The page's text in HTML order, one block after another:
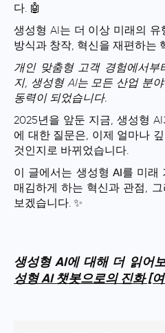
다. 🤖
생성형 AI는 더 이상 미래의
방식과 창작, 혁신을 재편하는
개인 맞춤형 고객 경험에서부
지, 생성형 AI는 모든 산업 분
동력이 되었습니다.
2025년을 앞둔 지금, 생성형
에 대한 질문은, 이제 얼마나
것인지로 바뀌었습니다.
이 글에서는 생성형 AI 를 미래
매김하게 하는 혁신과 관점,
보겠습니다. ✨
생성형 AI에 대해 더 읽어
성형 AI 챗봇으로의 진화 [